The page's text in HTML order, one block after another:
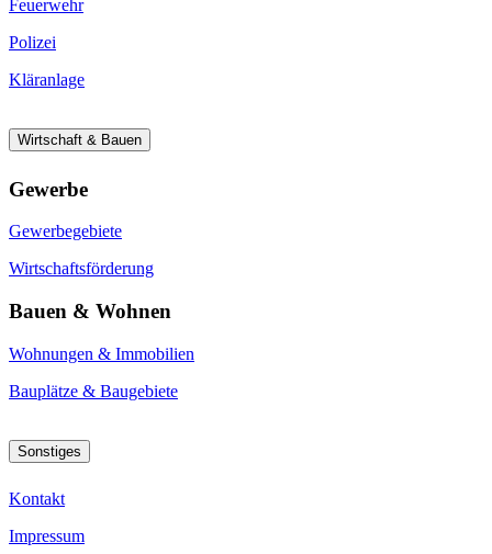
Feuerwehr
Polizei
Kläranlage
Wirtschaft & Bauen
Gewerbe
Gewerbegebiete
Wirtschaftsförderung
Bauen & Wohnen
Wohnungen & Immobilien
Bauplätze & Baugebiete
Sonstiges
Kontakt
Impressum